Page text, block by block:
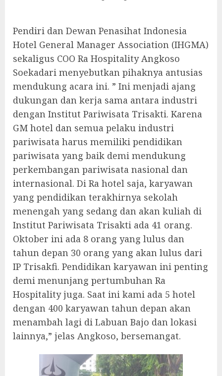
Pendiri dan Dewan Penasihat Indonesia
Hotel General Manager Association (IHGMA)
sekaligus COO Ra Hospitality Angkoso
Soekadari menyebutkan pihaknya antusias
mendukung acara ini. ” Ini menjadi ajang
dukungan dan kerja sama antara industri
dengan Institut Pariwisata Trisakti. Karena
GM hotel dan semua pelaku industri
pariwisata harus memiliki pendidikan
pariwisata yang baik demi mendukung
perkembangan pariwisata nasional dan
internasional. Di Ra hotel saja, karyawan
yang pendidikan terakhirnya sekolah
menengah yang sedang dan akan kuliah di
Institut Pariwisata Trisakti ada 41 orang.
Oktober ini ada 8 orang yang lulus dan
tahun depan 30 orang yang akan lulus dari
IP Trisakfi. Pendidikan karyawan ini penting
demi menunjang pertumbuhan Ra
Hospitality juga. Saat ini kami ada 5 hotel
dengan 400 karyawan tahun depan akan
menambah lagi di Labuan Bajo dan lokasi
lainnya,” jelas Angkoso, bersemangat.